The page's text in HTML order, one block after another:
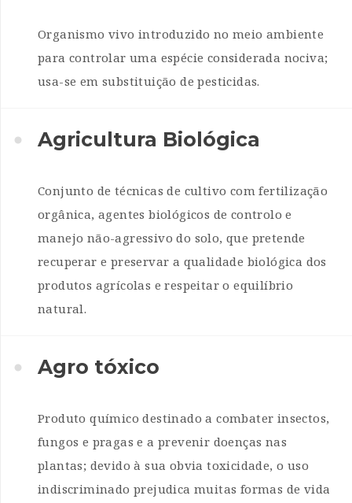
Organismo vivo introduzido no meio ambiente
para controlar uma espécie considerada nociva;
usa-se em substituição de pesticidas.
Agricultura Biológica
Conjunto de técnicas de cultivo com fertilização
orgânica, agentes biológicos de controlo e
manejo não-agressivo do solo, que pretende
recuperar e preservar a qualidade biológica dos
produtos agrícolas e respeitar o equilíbrio
natural.
Agro tóxico
Produto químico destinado a combater insectos,
fungos e pragas e a prevenir doenças nas
plantas; devido à sua obvia toxicidade, o uso
indiscriminado prejudica muitas formas de vida